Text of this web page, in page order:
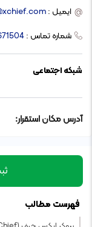
@ ایمیل :
شماره تماس :
شبکه اجتماعی
آدرس مکان استقرار:
فهرست مطالب